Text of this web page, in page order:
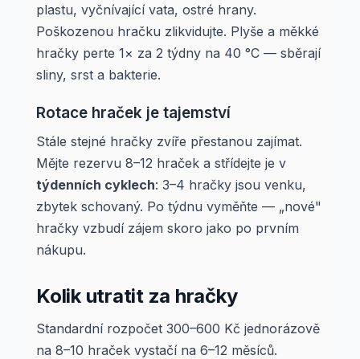
plastu, vyčnívající vata, ostré hrany.
Poškozenou hračku zlikvidujte. Plyše a měkké
hračky perte 1× za 2 týdny na 40 °C — sběrají
sliny, srst a bakterie.
Rotace hraček je tajemství
Stále stejné hračky zvíře přestanou zajímat.
Mějte rezervu 8–12 hraček a střídejte je v
týdenních cyklech: 3–4 hračky jsou venku,
zbytek schovaný. Po týdnu vyměňte — „nové"
hračky vzbudí zájem skoro jako po prvním
nákupu.
Kolik utratit za hračky
Standardní rozpočet 300–600 Kč jednorázově
na 8–10 hraček vystačí na 6–12 měsíců.